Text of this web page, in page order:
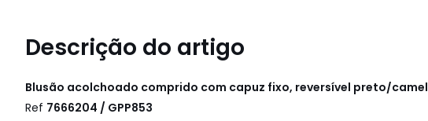
Descrição do artigo
Blusão acolchoado comprido com capuz fixo, reversível preto/camel
Ref 7666204 / GPP853